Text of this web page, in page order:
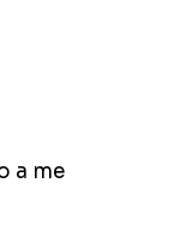
a me